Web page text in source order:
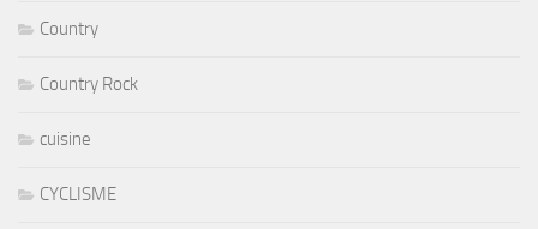
Country
Country Rock
cuisine
CYCLISME